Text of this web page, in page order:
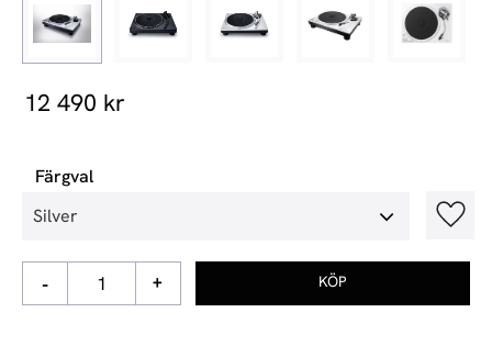
12 490 kr
Färgval
+
-